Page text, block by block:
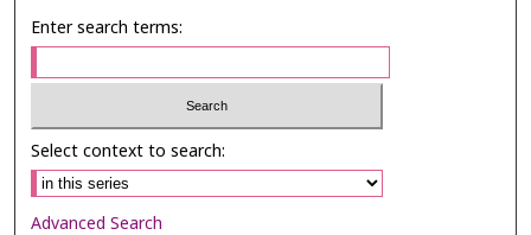
Enter search terms:
Select context to search:
Advanced Search